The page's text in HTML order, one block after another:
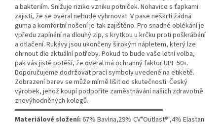
a bakteriím. Snižuje riziko vzniku potniček. Nohavice s ťapkami
zajistí, že se overal nebude vyhrnovat. V pase neškrtí žádná
guma a komfortní nošení je tak zajištěno. Pro snadné oblékání je
vpředu zapínání na dlouhý zip, s krytkou u krčku proti poškrábání
a otlačení. Rukávy jsou ukončeny širokým nápletem, který lze
ohrnout dle aktuální potřeby. Pokud to bude vaše letní volba,
pak vás jistě potěší, že overal má ochranný faktor UPF 50+.
Doporučujeme dodržovat prací symboly uvedené na etiketě.
Zobrazení barev se může mírně lišit od skutečnosti. Český
výrobek, jehož koupí podpoříte zaměstnávání našich zdravotně
znevýhodněných kolegů.
══════════════════════════════
Materiálové složení: 67% Bavlna,29% CV"Outlast®",4% Elastan